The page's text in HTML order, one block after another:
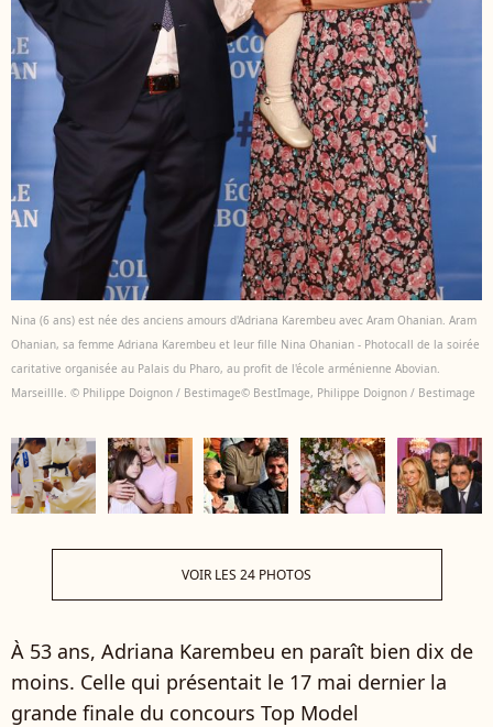
Nina (6 ans) est née des anciens amours d'Adriana Karembeu avec Aram Ohanian. Aram
Ohanian, sa femme Adriana Karembeu et leur fille Nina Ohanian - Photocall de la soirée
caritative organisée au Palais du Pharo, au profit de l'école arménienne Abovian.
Marseillle. © Philippe Doignon / Bestimage© BestImage, Philippe Doignon / Bestimage
VOIR LES 24 PHOTOS
À 53 ans, Adriana Karembeu en paraît bien dix de
moins. Celle qui présentait le 17 mai dernier la
grande finale du concours Top Model